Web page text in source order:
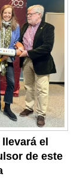
el
de este